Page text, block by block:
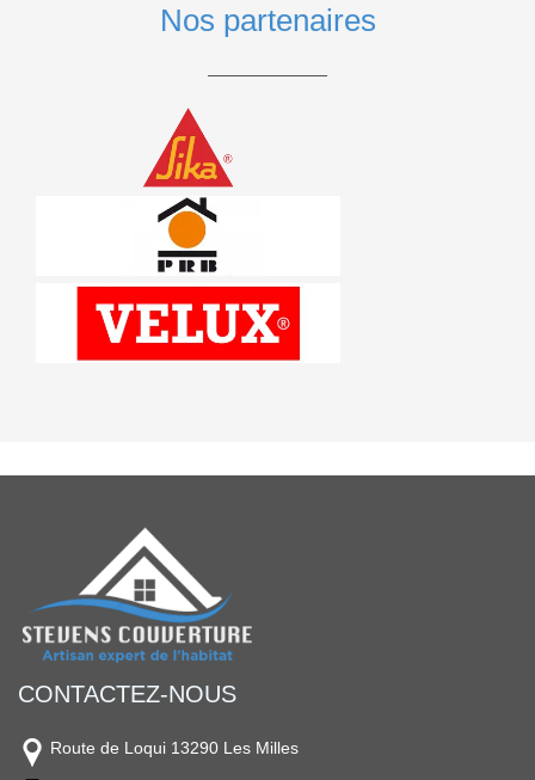
Nos partenaires
CONTACTEZ-NOUS
Route de Loqui 13290 Les Milles